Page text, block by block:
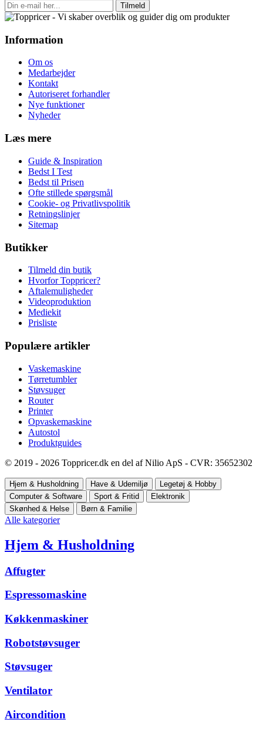
Tilmeld
Information
Om os
Medarbejder
Kontakt
Autoriseret forhandler
Nye funktioner
Nyheder
Læs mere
Guide & Inspiration
Bedst I Test
Bedst til Prisen
Ofte stillede spørgsmål
Cookie- og Privatlivspolitik
Retningslinjer
Sitemap
Butikker
Tilmeld din butik
Hvorfor Toppricer?
Aftalemuligheder
Videoproduktion
Mediekit
Prisliste
Populære artikler
Vaskemaskine
Tørretumbler
Støvsuger
Router
Printer
Opvaskemaskine
Autostol
Produktguides
© 2019 - 2026 Toppricer.dk en del af Nilio ApS - CVR: 35652302
Hjem & Husholdning Have & Udemiljø
Legetøj & Hobby
Computer & Software
Sport & Fritid
Elektronik
Skønhed & Helse
Børn & Familie
Alle kategorier
Hjem & Husholdning
Affugter
Espressomaskine
Køkkenmaskiner
Robotstøvsuger
Støvsuger
Ventilator
Aircondition